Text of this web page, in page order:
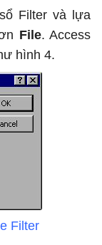
Filter và lựa
File. Access
hình 4.
Filter